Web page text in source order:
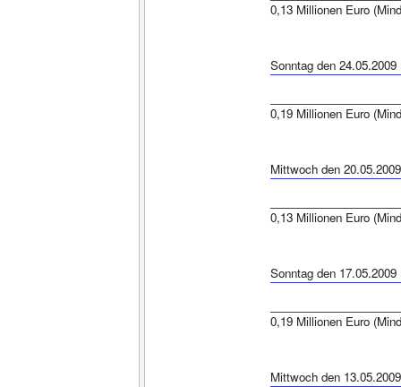
0,13 Millionen Euro
Sonntag den 24.05.2009
0,19 Millionen Euro
Mittwoch den 20.05.2009
0,13 Millionen Euro
Sonntag den 17.05.2009
0,19 Millionen Euro
Mittwoch den 13.05.2009